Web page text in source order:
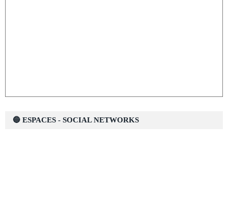
🔵 ESPACES - SOCIAL NETWORKS